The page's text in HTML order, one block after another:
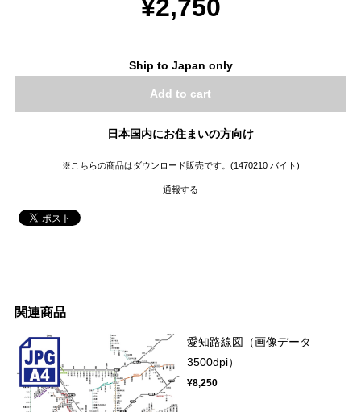
¥2,750
Ship to Japan only
Add to cart
日本国内にお住まいの方向け
※こちらの商品はダウンロード販売です。(1470210 バイト)
通報する
関連商品
愛知路線図（画像データ
3500dpi）
¥8,250